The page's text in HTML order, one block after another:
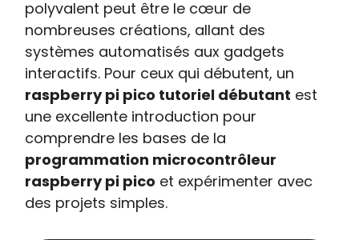
polyvalent peut être le cœur de
nombreuses créations, allant des
systèmes automatisés aux gadgets
interactifs. Pour ceux qui débutent, un
raspberry pi pico tutoriel débutant est
une excellente introduction pour
comprendre les bases de la
programmation microcontrôleur
raspberry pi pico et expérimenter avec
des projets simples.